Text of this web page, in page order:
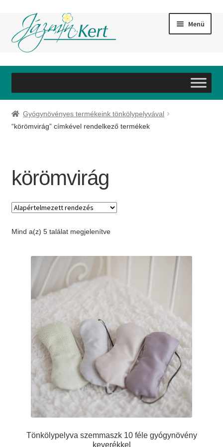
Ugrás
a
navigációhoz
Kilépés
a
tartalomba
Menü
Bemutatkozás
Szolgáltatások
Webáruház
Galéria
Partnereink
Elérhetőség
AJÁNLATKÉRÉS
Gyógynövényes termékeink tönkölypelyvával
“körömvirág” címkével rendelkező termékek
körömvirág
Mind a(z) 5 találat megjelenítve
Tönkölypelyva szemmaszk 10 féle gyógynövény
keverékkel